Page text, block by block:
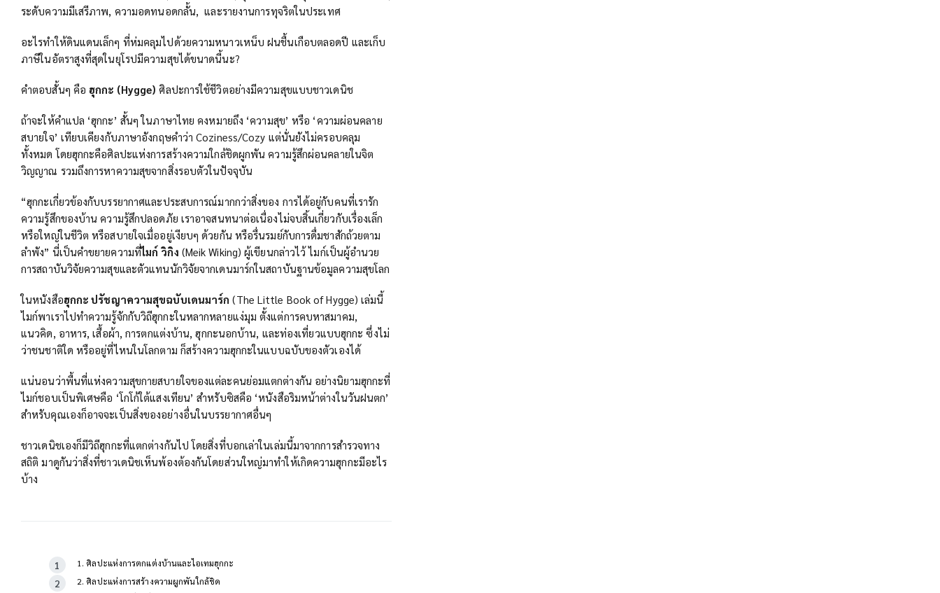
ระดับความมีเสรีภาพ, ความอดทนอดกลั้น, และรายงานการทุจริตในประเทศ
อะไรทำให้ดินแดนเล็กๆ ที่ห่มคลุมไปด้วยความหนาวเหน็บ ฝนชื้นเกือบตลอดปี และเก็บ
ภาษีในอัตราสูงที่สุดในยุโรปมีความสุขได้ขนาดนี้นะ?
คำตอบสั้นๆ คือ ฮุกกะ (Hygge)ศิลปะการใช้ชีวิตอย่างมีความสุขแบบชาวเดนิช
ถ้าจะให้คำแปล ‘ฮุกกะ’ สั้นๆ ในภาษาไทย คงหมายถึง ‘ความสุข’ หรือ ‘ความผ่อนคลาย
สบายใจ’ เทียบเคียงกับภาษาอังกฤษคำว่า Coziness/Cozy แต่นั่นยังไม่ครอบคลุม
ทั้งหมด โดยฮุกกะคือศิลปะแห่งการสร้างความใกล้ชิดผูกพัน ความรู้สึกผ่อนคลายในจิต
วิญญาณ รวมถึงการหาความสุขจากสิ่งรอบตัวในปัจจุบัน
“ฮุกกะเกี่ยวข้องกับบรรยากาศและประสบการณ์มากกว่าสิ่งของ การได้อยู่กับคนที่เรารัก
ความรู้สึกของบ้าน ความรู้สึกปลอดภัย เราอาจสนทนาต่อเนื่องไม่จบสิ้นเกี่ยวกับเรื่องเล็ก
หรือใหญ่ในชีวิต หรือสบายใจเมื่ออยู่เงียบๆ ด้วยกัน หรือรื่นรมย์กับการดื่มชาสักถ้วยตาม
ลำพัง” นี่เป็นคำขยายความที่ไมก์ วิกิง (Meik Wiking) ผู้เขียนกล่าวไว้ ไมก์เป็นผู้อำนวย
การสถาบันวิจัยความสุขและตัวแทนนักวิจัยจากเดนมาร์กในสถาบันฐานข้อมูลความสุขโลก
ในหนังสือฮุกกะ ปรัชญาความสุขฉบับเดนมาร์ก (The Little Book of Hygge) เล่มนี้
ไมก์พาเราไปทำความรู้จักกับวิถีฮุกกะในหลากหลายแง่มุม ตั้งแต่การคบหาสมาคม,
แนวคิด, อาหาร, เสื้อผ้า, การตกแต่งบ้าน, ฮุกกะนอกบ้าน, และท่องเที่ยวแบบฮุกกะ ซึ่งไม่
ว่าชนชาติใด หรืออยู่ที่ไหนในโลกตาม ก็สร้างความฮุกกะในแบบฉบับของตัวเองได้
แน่นอนว่าพื้นที่แห่งความสุขกายสบายใจของแต่ละคนย่อมแตกต่างกัน อย่างนิยามฮุกกะที่
ไมก์ชอบเป็นพิเศษคือ ‘โกโก้ใต้แสงเทียน’ สำหรับซิสคือ ‘หนังสือริมหน้าต่างในวันฝนตก’
สำหรับคุณเองก็อาจจะเป็นสิ่งของอย่างอื่นในบรรยากาศอื่นๆ
ชาวเดนิชเองก็มีวิถีฮุกกะที่แตกต่างกันไป โดยสิ่งที่บอกเล่าในเล่มนี้มาจากการสำรวจทาง
สถิติ มาดูกันว่าสิ่งที่ชาวเดนิชเห็นพ้องต้องกันโดยส่วนใหญ่มาทำให้เกิดความฮุกกะมีอะไร
บ้าง
1. ศิลปะแห่งการตกแต่งบ้านและไอเทมฮุกกะ
2. ศิลปะแห่งการสร้างความผูกพันใกล้ชิด